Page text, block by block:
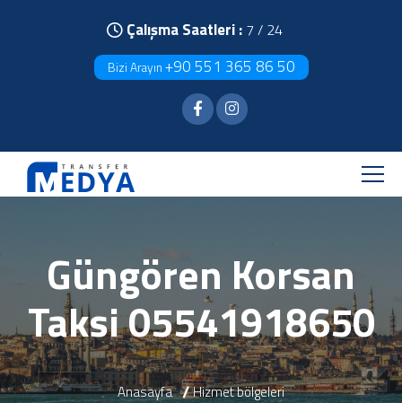
Çalışma Saatleri : 7 / 24
Bizi Arayın +90 551 365 86 50
Güngören Korsan
Taksi 05541918650
Anasayfa Hizmet bölgeleri